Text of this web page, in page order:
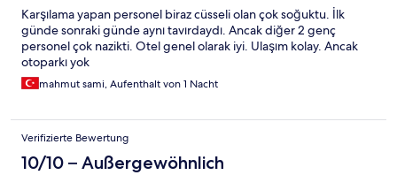
Karşılama yapan personel biraz cüsseli olan çok soğuktu. İlk
günde sonraki günde aynı tavırdaydı. Ancak diğer 2 genç
personel çok nazikti. Otel genel olarak iyi. Ulaşım kolay. Ancak
otoparkı yok
mahmut sami, Aufenthalt von 1 Nacht
Verifizierte Bewertung
10/10 – Außergewöhnlich